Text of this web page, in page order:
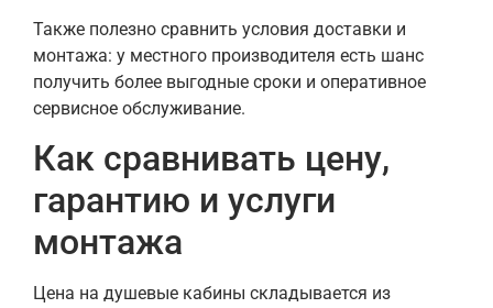
Также полезно сравнить условия доставки и
монтажа: у местного производителя есть шанс
получить более выгодные сроки и оперативное
сервисное обслуживание.
Как сравнивать цену,
гарантию и услуги
монтажа
Цена на душевые кабины складывается из